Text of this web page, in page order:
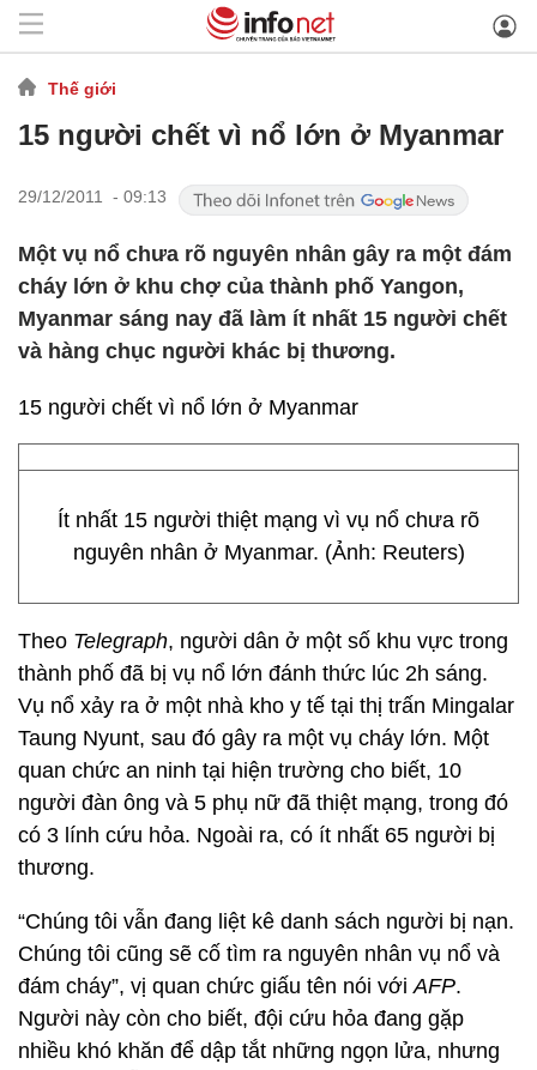
Thế giới
15 người chết vì nổ lớn ở Myanmar
29/12/2011 - 09:13
Một vụ nổ chưa rõ nguyên nhân gây ra một đám
cháy lớn ở khu chợ của thành phố Yangon,
Myanmar sáng nay đã làm ít nhất 15 người chết
và hàng chục người khác bị thương.
15 người chết vì nổ lớn ở Myanmar
Ít nhất 15 người thiệt mạng vì vụ nổ chưa rõ
nguyên nhân ở Myanmar. (Ảnh: Reuters)
Theo Telegraph, người dân ở một số khu vực trong
thành phố đã bị vụ nổ lớn đánh thức lúc 2h sáng.
Vụ nổ xảy ra ở một nhà kho y tế tại thị trấn Mingalar
Taung Nyunt, sau đó gây ra một vụ cháy lớn. Một
quan chức an ninh tại hiện trường cho biết, 10
người đàn ông và 5 phụ nữ đã thiệt mạng, trong đó
có 3 lính cứu hỏa. Ngoài ra, có ít nhất 65 người bị
thương.
“Chúng tôi vẫn đang liệt kê danh sách người bị nạn.
Chúng tôi cũng sẽ cố tìm ra nguyên nhân vụ nổ và
đám cháy”, vị quan chức giấu tên nói vớiAFP.
Người này còn cho biết, đội cứu hỏa đang gặp
nhiều khó khăn để dập tắt những ngọn lửa, nhưng